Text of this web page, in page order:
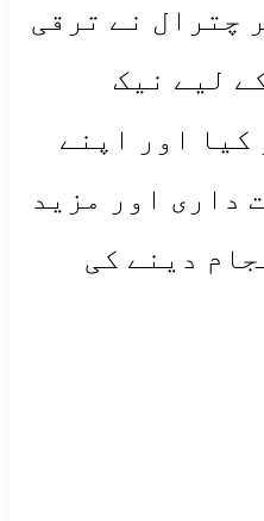
چترال نے ترقی
لیے نیک
کیا اور اپنے
داری اور مزید
دینے کی